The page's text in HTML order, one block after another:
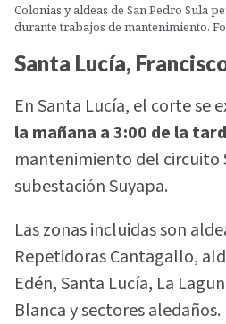
Colonias y aldeas de San Pedro Sula
durante trabajos de mantenimiento.
Santa Lucía,
En Santa Lucía, el corte se
la mañana a 3:00 de la
mantenimiento del circuito
subestación Suyapa.
Las zonas incluidas son
Repetidoras Cantagallo,
Edén, Santa Lucía, La
Blanca y sectores aledaños.